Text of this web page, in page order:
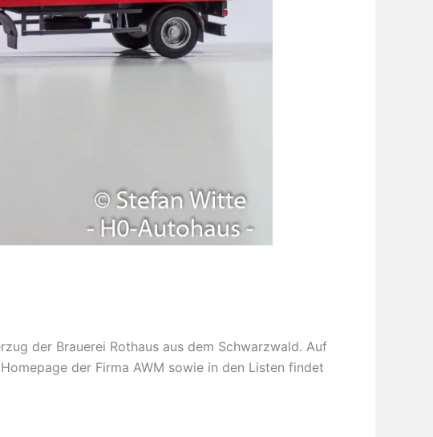
der Brauerei Rothaus aus dem Schwarzwald. Auf
der Firma AWM sowie in den Listen findet